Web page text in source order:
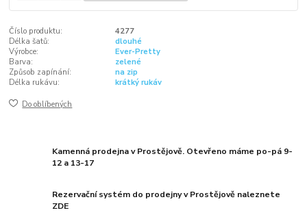
Číslo produktu:
4277
Délka šatů:
dlouhé
Výrobce:
Ever-Pretty
Barva:
zelené
Způsob zapínání:
na zip
Délka rukávu:
krátký rukáv
Do oblíbených
Kamenná prodejna v Prostějově. Otevřeno máme po-pá 9-
12 a 13-17
Rezervační systém do prodejny v Prostějově naleznete
ZDE